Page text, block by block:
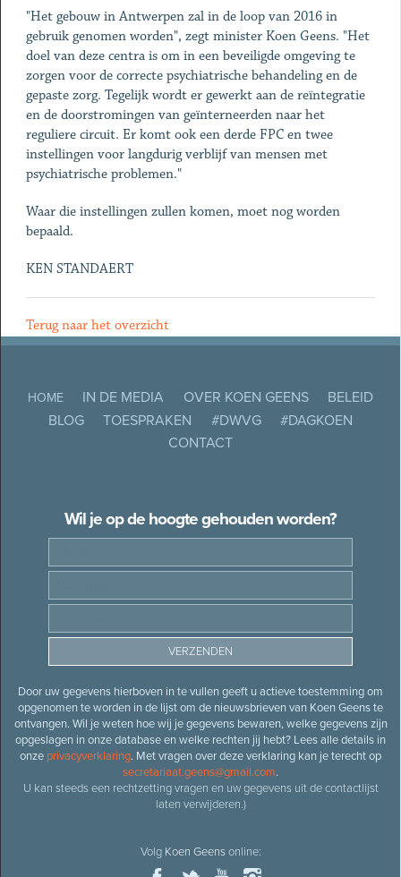
"Het gebouw in Antwerpen zal in de loop van 2016 in
gebruik genomen worden", zegt minister Koen Geens. "Het
doel van deze centra is om in een beveiligde omgeving te
zorgen voor de correcte psychiatrische behandeling en de
gepaste zorg. Tegelijk wordt er gewerkt aan de reïntegratie
en de doorstromingen van geïnterneerden naar het
reguliere circuit. Er komt ook een derde FPC en twee
instellingen voor langdurig verblijf van mensen met
psychiatrische problemen."
Waar die instellingen zullen komen, moet nog worden
bepaald.
KEN STANDAERT
Terug naar het overzicht
HOME IN DE MEDIA OVER KOEN GEENS
BELEID
BLOG
TOESPRAKEN #DWVG
#DAGKOEN
CONTACT
Wil je op de hoogte gehouden worden?
Door uw gegevens hierboven in te vullen geeft u actieve toestemming om
opgenomen te worden in de lijst om de nieuwsbrieven van Koen Geens te
ontvangen. Wil je weten hoe wij je gegevens bewaren, welke gegevens zijn
opgeslagen in onze database en welke rechten jij hebt? Lees alle details in
onze privacyverklaring. Met vragen over deze verklaring kan je terecht op
secretariaat.geens@gmail.com.
U kan steeds een rechtzetting vragen en uw gegevens uit de contactlijst
laten verwijderen.)
Volg Koen Geensonline: